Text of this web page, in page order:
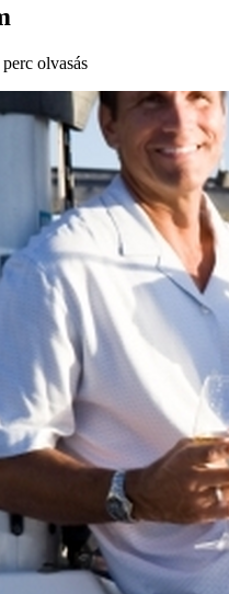
perc olvasás